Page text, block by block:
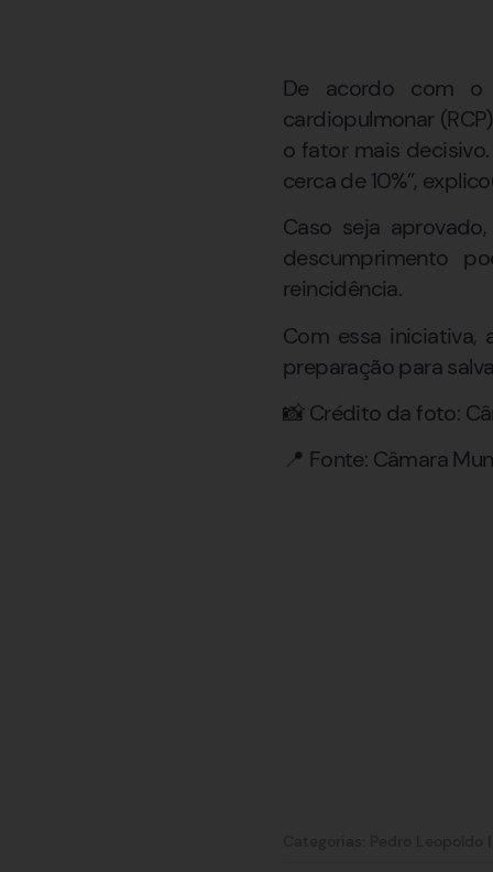
De acordo com o
cardiopulmonar
o fator mais
cerca de 10%”,
Caso seja
descumprimento
reincidência.
Com essa
preparação para
📸 Crédito da foto:
📍 Fonte: Câmara